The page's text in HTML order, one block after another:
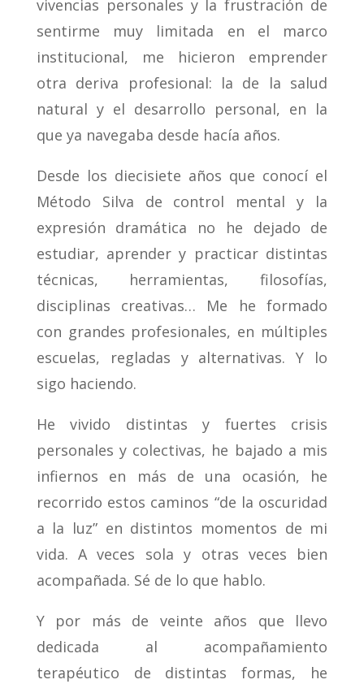
vivencias personales y la frustración de
sentirme muy limitada en el marco
institucional, me hicieron emprender
otra deriva profesional: la de la salud
natural y el desarrollo personal, en la
que ya navegaba desde hacía años.
Desde los diecisiete años que conocí el
Método Silva de control mental y la
expresión dramática no he dejado de
estudiar, aprender y practicar distintas
técnicas, herramientas, filosofías,
disciplinas creativas… Me he formado
con grandes profesionales, en múltiples
escuelas, regladas y alternativas. Y lo
sigo haciendo.
He vivido distintas y fuertes crisis
personales y colectivas, he bajado a mis
infiernos en más de una ocasión, he
recorrido estos caminos “de la oscuridad
a la luz” en distintos momentos de mi
vida. A veces sola y otras veces bien
acompañada. Sé de lo que hablo.
Y por más de veinte años que llevo
dedicada al acompañamiento
terapéutico de distintas formas, he